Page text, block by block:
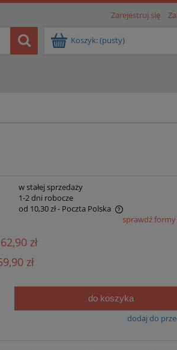
Zarejestruj się
Koszyk:(pusty)
w stałej sprzedaży
1-2 dni robocze
od 10,30 zł- Poczta Polska
sprawdź
62,90 zł
zł
do koszyka
dodaj do